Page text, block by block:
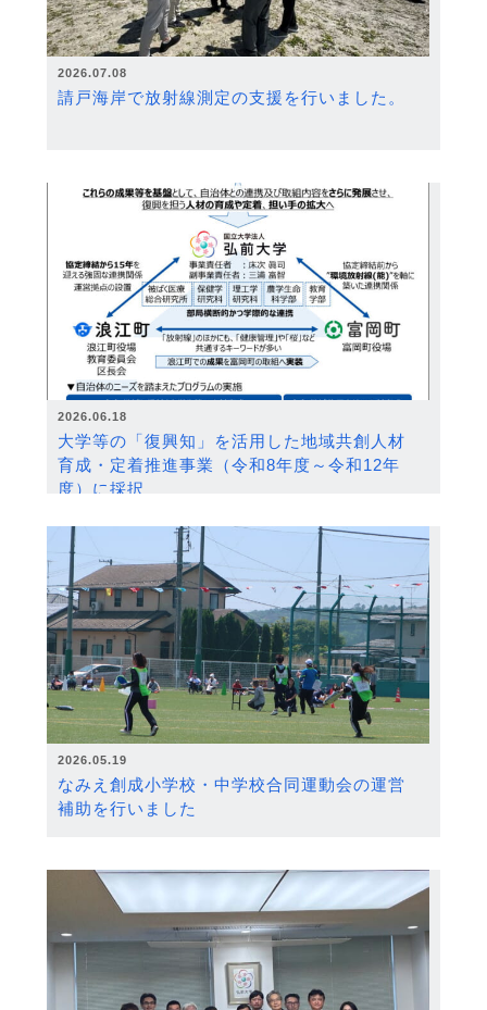
2026.07.08
請戸海岸で放射線測定の支援を行いました。
2026.06.18
大学等の「復興知」を活用した地域共創人材
育成・定着推進事業（令和8年度～令和12年
度）に採択
2026.05.19
なみえ創成小学校・中学校合同運動会の運営
補助を行いました